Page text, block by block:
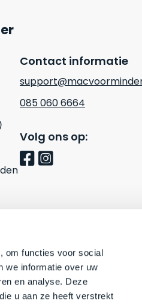
om functies voor social
we informatie over uw
en analyse. Deze
u aan ze heeft verstrekt
Contact informatie
085 060 6664
Volg ons op: